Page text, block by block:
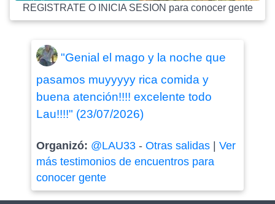
REGISTRATE O INICIA SESION para conocer gente
"Genial el mago y la noche que
pasamos muyyyyy rica comida y
buena atención!!!! excelente todo
Lau!!!!" (23/07/2026)
Organizó: @LAU33- Otras salidas| Ver
más testimonios de encuentros para
conocer gente